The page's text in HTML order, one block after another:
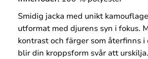
Smidig jacka med unikt
utformat med djurens syn i fokus.
kontrast och färger som återfinns
blir din kroppsform svår att